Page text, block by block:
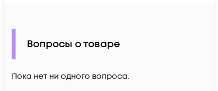
Вопросы о товаре
Пока нет ни одного вопроса.